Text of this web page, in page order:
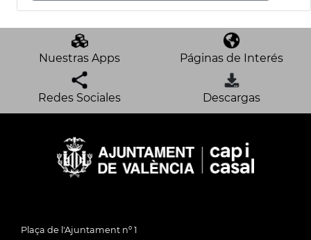
Nuestras Apps Páginas de Interés
Redes Sociales Descargas
Plaça de l'Ajuntament nº 1